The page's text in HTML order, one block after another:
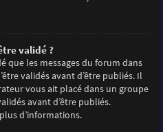
validé ?
que les messages du forum dans
validés avant d’être publiés. Il
vous ait placé dans un groupe
avant d’être publiés.
d’informations.